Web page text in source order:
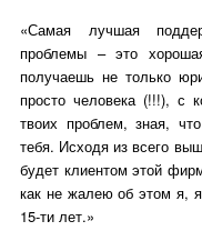
«Самая лучшая
проблемы – это
получаешь не только
просто человека (!!!), с
твоих проблем, зная,
тебя. Исходя из всего
будет клиентом этой
как не жалею об этом я,
15-ти лет.»